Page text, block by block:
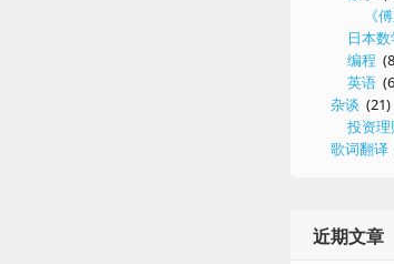
《
日本
编程
英语
杂谈 (21)
投资理
歌词翻译
近期文章